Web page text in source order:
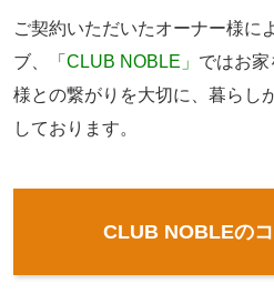
ご契約いただいたオーナー様に
ブ、「 CLUB NOBLE」 ではお
様との繋がりを大切に、暮らし
しております。
CLUB NOBLEの